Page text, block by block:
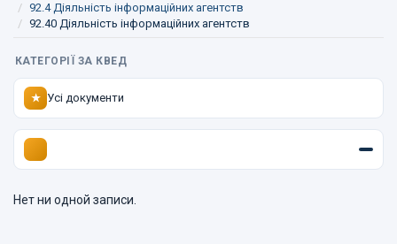
92.4 Діяльність інформаційних агентств
92.40 Діяльність інформаційних агентств
КАТЕГОРІЇ ЗА КВЕД
★ Усі документи
Нет ни одной записи.